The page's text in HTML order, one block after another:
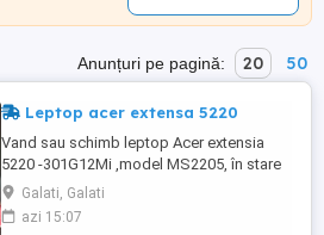
Anunțuri pe pagină: 20 50
Leptop acer extensa 5220
Vand sau schimb leptop Acer extensia
5220 -301G12Mi ,model MS2205, în stare
de funcționare perfectă dar s,are 1gb ram
Ddr 2 si hard de 120 g
Galati, Galati
azi 15:07